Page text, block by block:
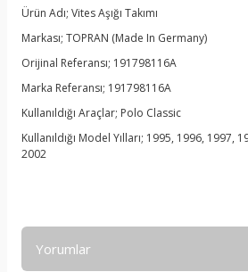
Ürün Adı; Vites Aşığı Takımı
Markası; TOPRAN (Made In Germany)
Orijinal Referansı; 191798116A
Marka Referansı; 191798116A
Kullanıldığı Araçlar; Polo Classic
Kullanıldığı Model Yılları; 1995, 1996, 1997,
2002
Yorumlar